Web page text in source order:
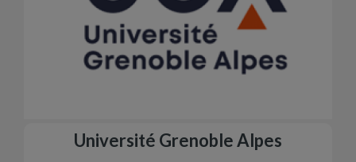
Université Grenoble Alpes